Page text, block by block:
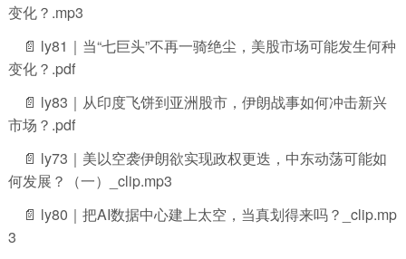
变化？.mp3
📄 ly81｜当“七巨头”不再一骑绝尘，美股市场可能发生何种
变化？.pdf
📄 ly83｜从印度飞饼到亚洲股市，伊朗战事如何冲击新兴
市场？.pdf
📄 ly73｜美以空袭伊朗欲实现政权更迭，中东动荡可能如
何发展？（一）_clip.mp3
📄 ly80｜把AI数据中心建上太空，当真划得来吗？_clip.mp
3